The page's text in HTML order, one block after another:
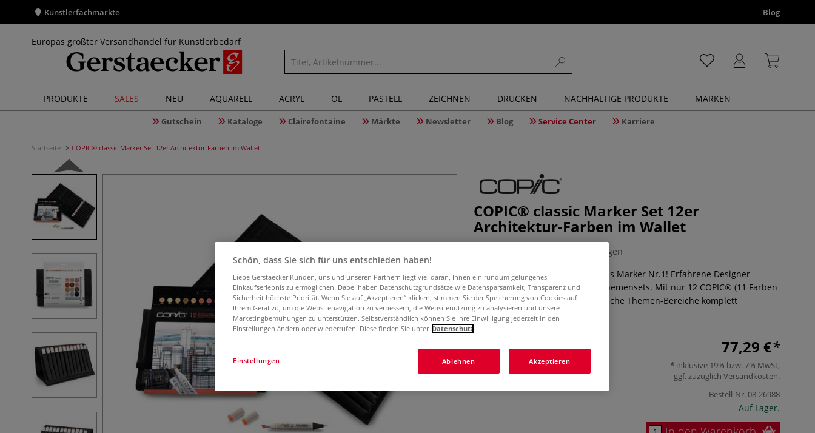
Künstlerfachmärkte Blog
Europas größter Versandhandel für Künstlerbedarf
PRODUKTE SALES NEU AQUARELL ACRYL ÖL PASTELL ZEICHNEN DRUCKEN NACHHALTIGE PRODUKTE MARKEN
Gutschein Kataloge Clairefontaine Märkte Newsletter Blog Service Center Karriere
Startseite COPIC® classic Marker Set 12er Architektur-Farben im Wallet
COPIC® classic Marker Set 12er
Architektur-Farben im Wallet
0 Bewertungen
COPIC® Marker classic ist Europas Marker Nr.1! Erfahrene Designer
entwickelten spezielle COPIC® Themensets. Mit nur 12 COPIC® (11 Farben
plus Schwarz) lassen sich spezifische Themen-Bereiche komplett
darstellen.
Mehr
77,29 €
inklusive 19% bzw. 7% MwSt,
ggf. zuzüglich Versandkosten.
Bestell-Nr.08-26988
Auf Lager.
Schön, dass Sie sich für uns entschieden haben!
Liebe Gerstaecker Kunden, uns und unseren Partnern liegt viel daran, Ihnen ein rundum gelungenes
Einkaufserlebnis zu ermöglichen. Dabei haben Datenschutzgrundsätze wie Datensparsamkeit, Transparenz und
Sicherheit höchste Priorität. Wenn Sie auf „Akzeptieren“ klicken, stimmen Sie der Speicherung von Cookies auf
Ihrem Gerät zu, um die Websitenavigation zu verbessern, die Websitenutzung zu analysieren und unsere
Marketingbemühungen zu unterstützen. Selbstverständlich können Sie Ihre Einwilligung jederzeit in den
Einstellungen ändern oder wiederrufen. Diese finden Sie unter Datenschutz
Ablehnen Akzeptieren
Einstellungen